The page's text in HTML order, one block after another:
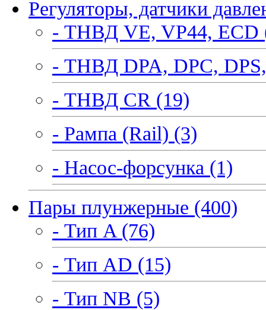
Регуляторы, датчики
- ТНВД VE, VP44, ECD
- ТНВД DPA, DPC,
- ТНВД CR (19)
- Рампа (Rail) (3)
- Насос-форсунка (1)
Пары плунжерные (400)
- Тип A (76)
- Тип AD (15)
- Тип NB (5)